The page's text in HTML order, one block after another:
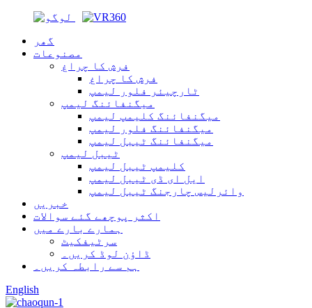
گھر
مصنوعات
فرش کا چراغ
فرش کا چراغ
ٹارچیئر فلور لیمپ
میگنفائنگ لیمپ
میگنفائنگ کلیمپ لیمپ
میگنفائنگ فلور لیمپ
میگنفائنگ ٹیبل لیمپ
ٹیبل لیمپ
کلیمپ ٹیبل لیمپ
ایل ای ڈی ٹیبل لیمپ
وائرلیس چارجنگ ٹیبل لیمپ
خبریں
اکثر پوچھے گئے سوالات
ہمارے بارے میں
سرٹیفکیٹ
ڈاؤن لوڈ کریں۔
ہم سے رابطہ کریں۔
English